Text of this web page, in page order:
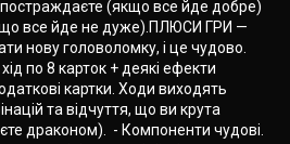
(якщо все йде добре)
все йде не дуже).ПЛЮСИ ГРИ —
нову головоломку, і це чудово.
по 8 карток + деякі ефекти
картки. Ходи виходять
та відчуття, що ви крута
драконом). - Компоненти чудові.